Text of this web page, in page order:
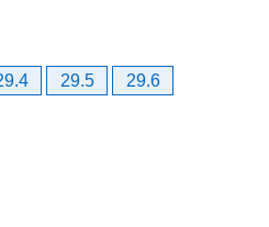
29.5 29.6